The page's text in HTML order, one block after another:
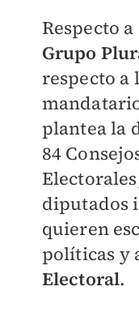
Respecto
Grupo
respecto a
plantea la
84
diputados
quieren
políticas y
Electoral.